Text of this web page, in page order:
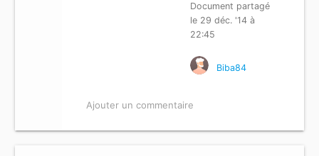
Document partagé
le 29 déc. '14 à
22:45
Biba84
Ajouter un commentaire